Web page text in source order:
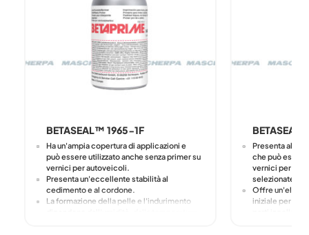
BETASEAL™ 1965-1F
Ha un'ampia copertura di applicazioni e
può essere utilizzato anche senza primer su
vernici per autoveicoli.
Presenta un'eccellente stabilità al
cedimento e al cordone.
La formazione della pelle e l'indurimento
Presenta alta
che può
vernici per
selezionate.
Offre
iniziale per